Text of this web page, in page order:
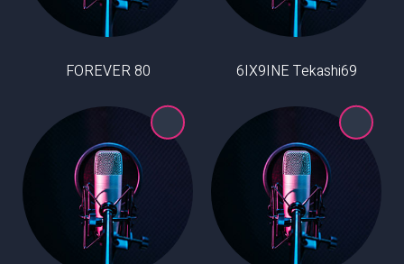
6IX9INE Tekashi69
80 FOREVER